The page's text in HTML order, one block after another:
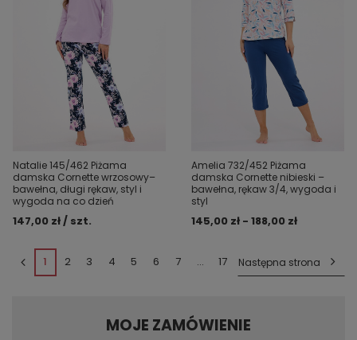
Natalie 145/462 Piżama
damska Cornette wrzosowy–
bawełna, długi rękaw, styl i
wygoda na co dzień
147,00 zł / szt.
Amelia 732/452 Piżama
damska Cornette nibieski –
bawełna, rękaw 3/4, wygoda i
styl
145,00 zł - 188,00 zł
1 2 3 4 5 6 7 ... 17 Następna strona
MOJE ZAMÓWIENIE